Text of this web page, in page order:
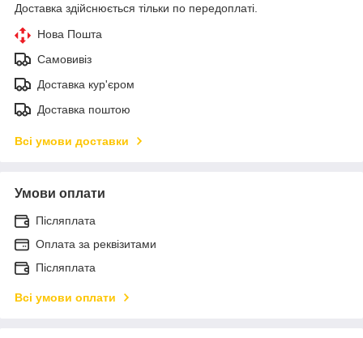
Доставка здійснюється тільки по передоплаті.
Нова Пошта
Самовивіз
Доставка кур'єром
Доставка поштою
Всі умови доставки
Умови оплати
Післяплата
Оплата за реквізитами
Післяплата
Всі умови оплати